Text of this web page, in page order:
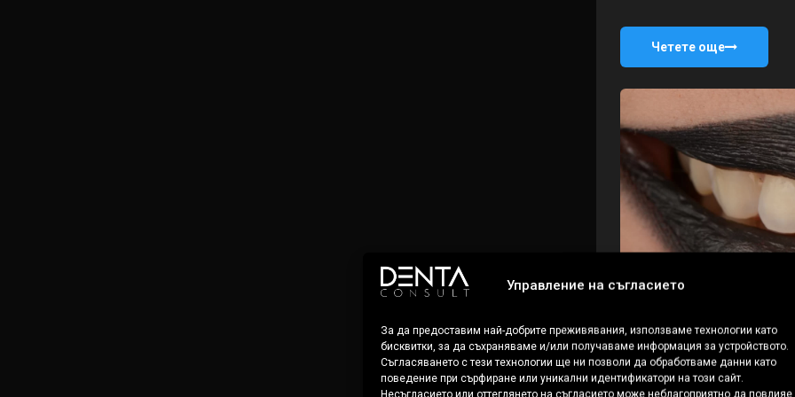
Управление на съгласието
За да предоставим най-добрите преживявания, използваме технологии като
бисквитки, за да съхраняваме и/или получаваме информация за устройството.
Съгласяването с тези технологии ще ни позволи да обработваме данни като
поведение при сърфиране или уникални идентификатори на този сайт.
Несъгласието или оттеглянето на съгласието може неблагоприятно да повлияе
Четете още